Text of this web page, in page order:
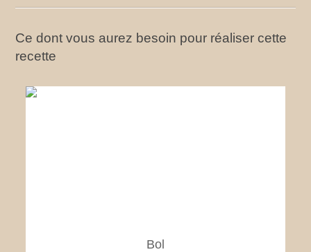
Ce dont vous aurez besoin pour réaliser cette
recette
Bol